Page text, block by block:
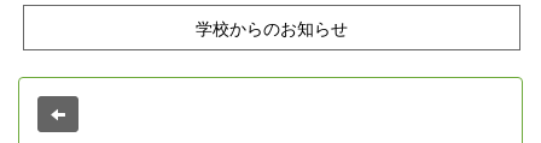
学校からのお知らせ